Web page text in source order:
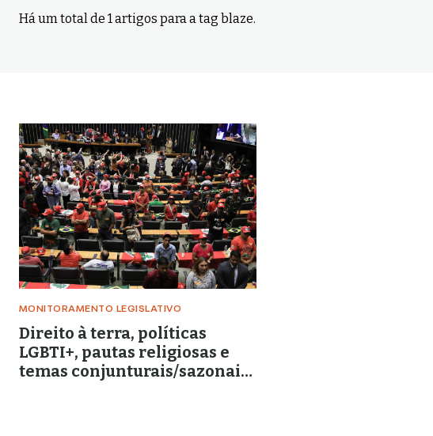
Há um total de 1artigos para a tag blaze.
MONITORAMENTO LEGISLATIVO
Direito à terra, políticas
LGBTI+, pautas religiosas e
temas conjunturais/sazonais